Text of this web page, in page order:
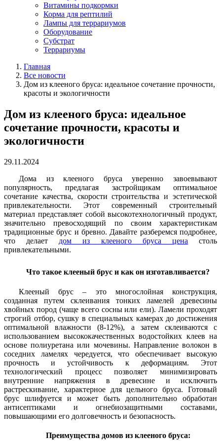
Витамины подкормки
Корма для рептилий
Лампы для террариумов
Оборудование
Субстрат
Террариумы
Главная
Все новости
Дом из клееного бруса: идеальное сочетание прочности,
красоты и экологичности
Дом из клееного бруса: идеальное
сочетание прочности, красоты и
экологичности
29.11.2024
Дома из клееного бруса уверенно завоевывают
популярность, предлагая застройщикам оптимальное
сочетание качества, скорости строительства и эстетической
привлекательности. Этот современный строительный
материал представляет собой высокотехнологичный продукт,
значительно превосходящий по своим характеристикам
традиционные брус и бревно. Давайте разберемся подробнее,
что делает дом из клееного бруса цена столь
привлекательными.
Что такое клееный брус и как он изготавливается?
Клееный брус – это многослойная конструкция,
созданная путем склеивания тонких ламелей древесины
хвойных пород (чаще всего сосны или ели). Ламели проходят
строгий отбор, сушку в специальных камерах до достижения
оптимальной влажности (8-12%), а затем склеиваются с
использованием высококачественных водостойких клеев на
основе полиуретана или мочевины. Направление волокон в
соседних ламелях чередуется, что обеспечивает высокую
прочность и устойчивость к деформациям. Этот
технологический процесс позволяет минимизировать
внутренние напряжения в древесине и исключить
растрескивание, характерное для цельного бруса. Готовый
брус шлифуется и может быть дополнительно обработан
антисептиками и огнебиозащитными составами,
повышающими его долговечность и безопасность.
Преимущества домов из клееного бруса: